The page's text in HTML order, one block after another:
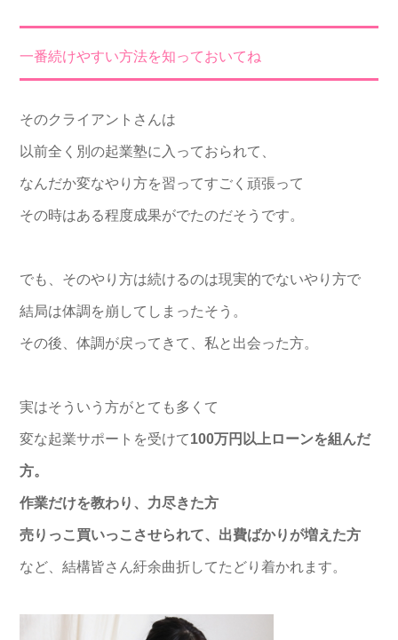
一番続けやすい方法を知っておいてね
そのクライアントさんは
以前全く別の起業塾に入っておられて、
なんだか変なやり方を習ってすごく頑張って
その時はある程度成果がでたのだそうです。
でも、そのやり方は続けるのは現実的でないやり方で
結局は体調を崩してしまったそう。
その後、体調が戻ってきて、私と出会った方。
実はそういう方がとても多くて
変な起業サポートを受けて100万円以上ローンを組んだ
方。
作業だけを教わり、力尽きた方
売りっこ買いっこさせられて、出費ばかりが増えた方
など、結構皆さん紆余曲折してたどり着かれます。